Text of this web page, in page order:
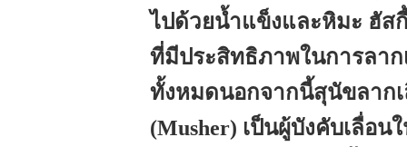
ไปด้วยน้ำแข็งและหิมะ ฮัส
ที่มีประสิทธิภาพในการลา
ทั้งหมดนอกจากนี้สุนัขลาก
(Musher) เป็นผู้บังคับเลื่อ